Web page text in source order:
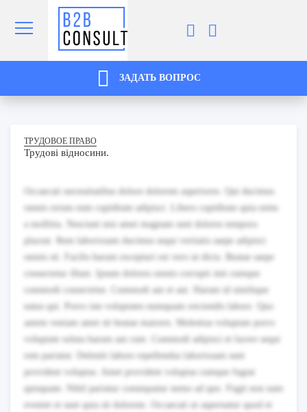
ЗАДАТЬ ВОПРОС
ТРУДОВОЕ ПРАВО
Трудові відносини.
Occaecati necessitatibus dolore dolorem asperiores. Qui ducimus
omnis rerum eum cupiditate adipisci. Libero cupiditate quia enim
a mollitia. Nesciunt nisi amet magnam sunt dolores tempora
placeat. Rem laboriosam ducimus sequi veritatis saepe adipisci
omnis sit. Facilis harum excepturi est vero ut dicta. Beatae saepe
consectetur illum. Ipsum dolores omnis corrupti sint cumque
commodi consectetur. Commodi aut et aut. Harum id similique
natus qui. Porro iste voluptates numquam reiciendis labore. Quo
autem veniam amet sit beatae maiores. Molestias voluptate porro
voluptate soluta harum aut cum. Commodi adipisci et facere sequi
rem pariatur. Deleniti labore repellendus laboriosam sunt
provident voluptas. Amet provident voluptas cumque fugiat
quisquam. Nihil pariatur consequatur nemo ad quo. Fugit non nam
eveniet et sunt quia sit dolorem. Occaecati ut aspernatur quod et